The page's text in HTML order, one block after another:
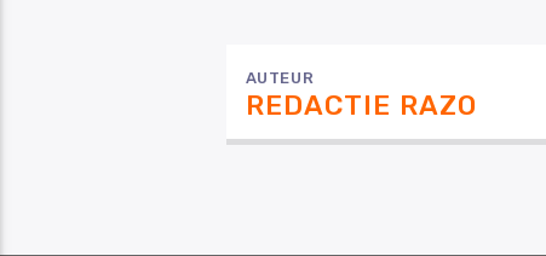
AUTEUR
REDACTIE RAZO